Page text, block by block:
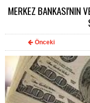
MERKEZ BANKASI'NIN
Önceki